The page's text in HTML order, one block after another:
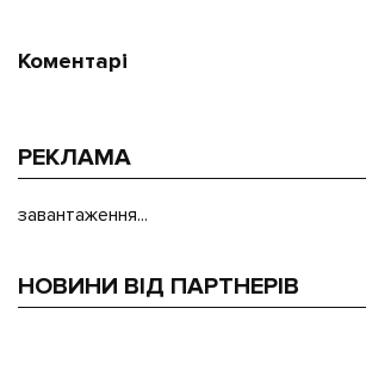
Коментарі
РЕКЛАМА
завантаження...
НОВИНИ ВІД ПАРТНЕРІВ